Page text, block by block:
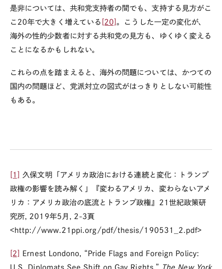
是非については、共和党支持者の間でも、支持する見方がこ
こ 20年で大きく増えている [20] 。こうした一定の変化が、
海外の性的少数者に対する共和党の見方も、ゆくゆく変える
ことになるかもしれない。
これらの点を踏まえると、海外の問題については、かつての
国内の問題ほど、党派対立の図式がはっきりとしない可能性
もある。
[1]
久保文明「アメリカ政治における連続と変化：トランプ
政権の影響を読み解く」『変わるアメリカ、変わらないアメ
リカ：アメリカ政治の底流とトランプ政権』21世紀政策研
究所, 2019年5月, 2-3頁
<http://www.21ppi.org/pdf/thesis/190531_2.pdf>
[2]
Ernest Londono, “Pride Flags and Foreign Policy:
U.S. Diplomats See Shift on Gay Rights,” The New York